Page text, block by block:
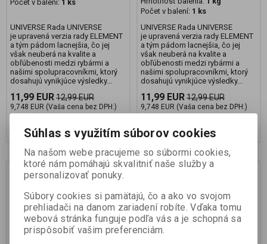
Počet v balení: 1 ks
UNIVERSE Rada UNIVERSE
je upravená verzia rady ELEMENT
a tým pádom lacnejšia, čo jej
však neuberá na kvalite a
obľúbenosti medzi rybármi a
našimi spolupracovníkmi, ktorý
dosahujú vynikjúce výsledky...
11,99 EUR12,99 EUR
9,748 EUR (Vaša cena bez DPH:)
Počet v balení: 1 ks
UNIVERSE Rada UNIVERSE
je upravená verzia rady ELEMENT
a tým pádom lacnejšia, čo jej
však neuberá na kvalite a
obľúbenosti medzi rybármi a
našimi spolupracovníkmi, ktorý
dosahujú vynikjúce výsledky...
11,99 EUR12,99 EUR
9,748 EUR (Vaša cena bez DPH:)
Novinka
Zľava
8 %
Novinka
Súhlas s využitím súborov cookies
Na našom webe pracujeme so súbormi cookies,
ktoré nám pomáhajú skvalitniť naše služby a
personalizovať ponuky.
Súbory cookies si pamätajú, čo a ako vo svojom
prehliadači na danom zariadení robíte. Vďaka tomu
webová stránka funguje podľa vás a je schopná sa
prispôsobiť vašim preferenciám.